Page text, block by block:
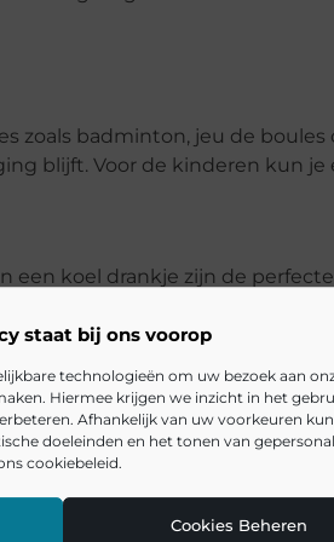
staat bij ons voorop
technologieën om uw bezoek aan
Hiermee krijgen we inzicht in het
Afhankelijk van uw voorkeuren
doeleinden en het tonen van
cookiebeleid.
Cookies Beheren
zoals badminton, jeu de boules
blijft. Voor de kinderen kun je
een koel drankje zijn de perfecte
plekje creëert waar je
voor comfortabele
om je leefgenot te